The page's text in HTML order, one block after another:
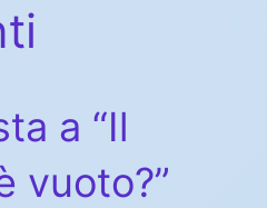
a “Il
vuoto?”